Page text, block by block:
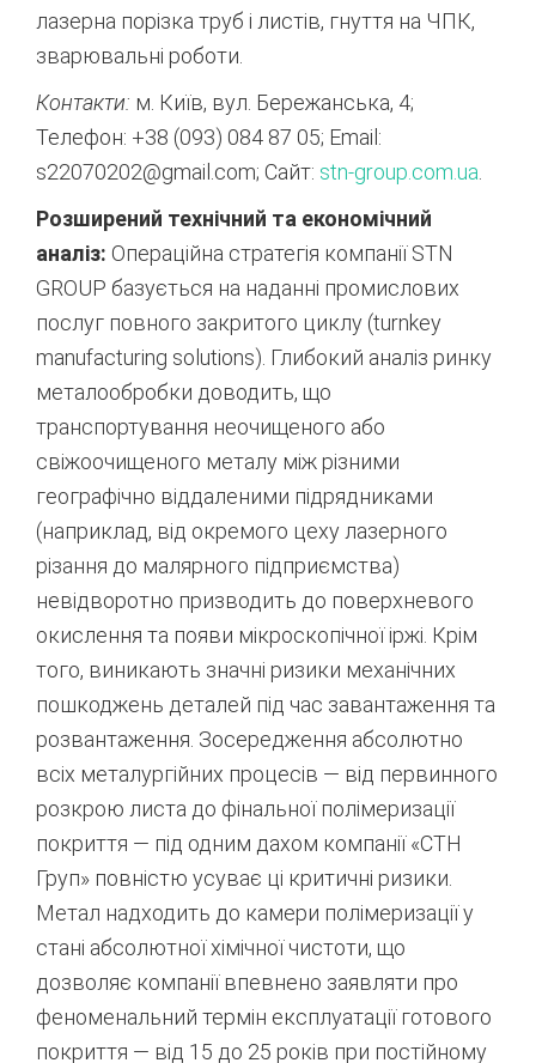
лазерна порізка труб і листів, гнуття на ЧПК,
зварювальні роботи.
Контакти: м. Київ, вул. Бережанська, 4;
Телефон: +38 (093) 084 87 05; Email:
s22070202@gmail. com; Сайт: stn-group. com.ua
Розширений технічний та економічний
аналіз: Операційна стратегія компанії STN
GROUP базується на наданні промислових
послуг повного закритого циклу (turnkey
manufacturing solutions). Глибокий аналіз ринку
металообробки доводить, що
транспортування неочищеного або
свіжоочищеного металу між різними
географічно віддаленими підрядниками
(наприклад, від окремого цеху лазерного
різання до малярного підприємства)
невідворотно призводить до поверхневого
окислення та появи мікроскопічної іржі. Крім
того, виникають значні ризики механічних
пошкоджень деталей під час завантаження та
розвантаження. Зосередження абсолютно
всіх металургійних процесів — від первинного
розкрою листа до фінальної полімеризації
покриття — під одним дахом компанії «СТН
Груп» повністю усуває ці критичні ризики.
Метал надходить до камери полімеризації у
стані абсолютної хімічної чистоти, що
дозволяє компанії впевнено заявляти про
феноменальний термін експлуатації готового
покриття — від 15 до 25 років при постійному